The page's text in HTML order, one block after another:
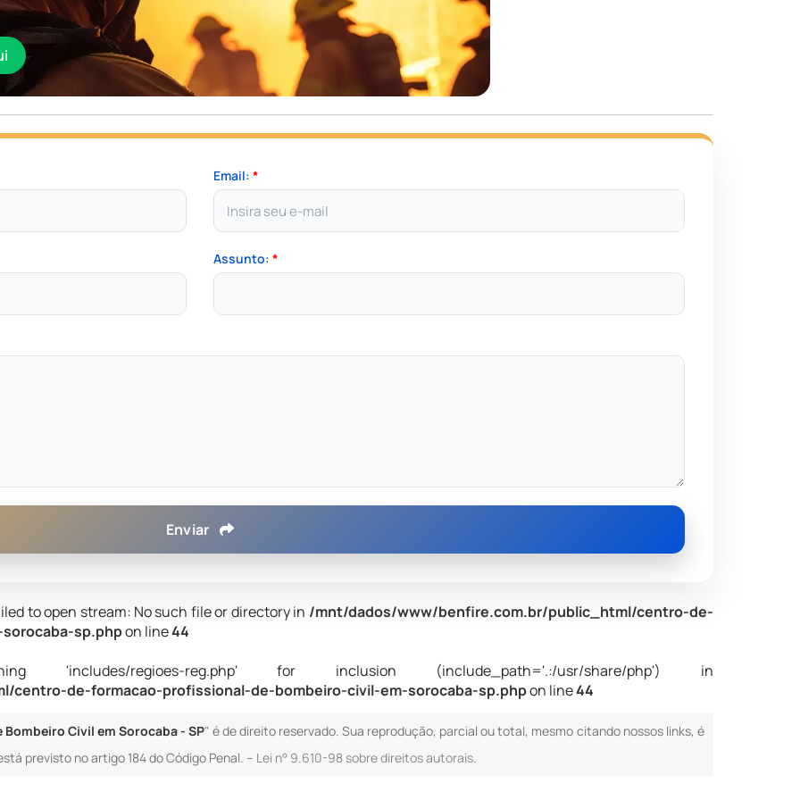
Email: *
Assunto: *
Enviar
to open stream: No such file or directory in /mnt/dados/www/benfire.com.br/public_html/centro-de-
sp.phpon line44
regioes-reg.php' for inclusion (include_path='.:/usr/share/php') in
de-formacao-profissional-de-bombeiro-civil-em-sorocaba-sp.phpon line44
Civil em Sorocaba - SP" é de direito reservado. Sua reprodução, parcial ou total, mesmo citando nossos links, é
previsto no artigo 184 do Código Penal. – Lei n° 9.610-98 sobre direitos autorais.